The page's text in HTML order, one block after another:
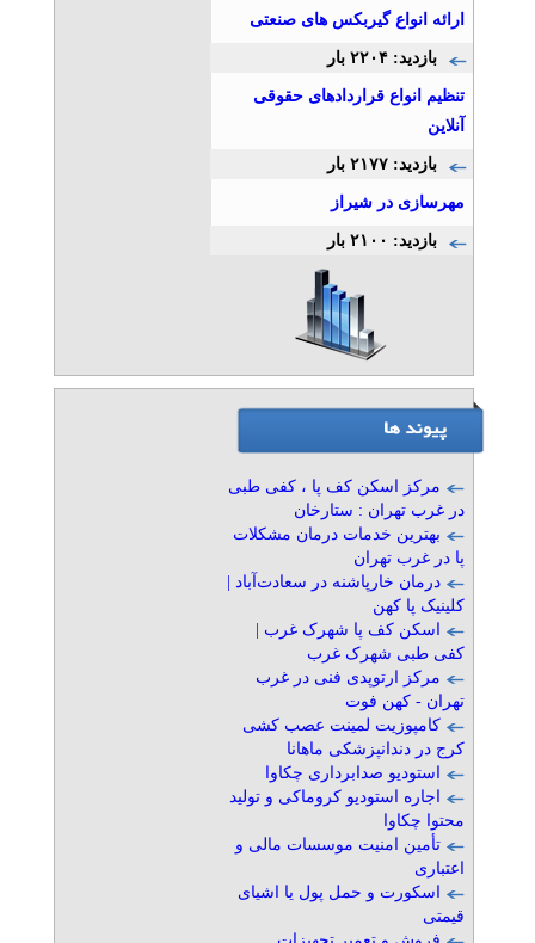
کرج در دندانپزشکی ماهانا
علی عطایی
» آگهی برنزی (توان ۲)
تلفن: ۰۹۲۰۱۰۲۴۸۰۸
» آگهی برنزی (توان ۲)
اجاره استودیو کروماکی و
تولید محتوا چکاوا
محراب چکاوک آوا
» آگهی برنزی (توان ۱)
تأمین امنیت موسسات مالی و
اعتباری
موسسه حفاظتی و مراقبتی
» آگهی برنزی (توان ۱)
اسکورت و حمل پول یا اشیای
قیمتی
موسسه حفاظتی و مراقبتی
تلفن: ۰۲۱۸۹۳۱۰-۰۹۱۲۱۰۸۶۴۹۰
» آگهی برنزی (توان ۱)
کیش فرصت طلایی دی ماه
نسیم کشتگر
تلفن: ۰۹۱۷۶۹۹۸۸۰۷
» آگهی برنزی (توان ۱)
فروش و تعمیر تجهیزات
دندانپزشکی
تلفن: ۰۹۱۹۱۵۳۸۵۵۷
ارائه انواع گیربکس های صنعتی
بازدید: ۲۲۰۴ بار
تنظیم انواع قراردادهای حقوقی
آنلاین
بازدید: ۲۱۷۷ بار
مهرسازی در شیراز
بازدید: ۲۱۰۰ بار
مرکز اسکن کف پا ، کفی طبی
در غرب تهران : ستارخان
بهترین خدمات درمان مشکلات
پا در غرب تهران
درمان خارپاشنه در سعادت‌آباد |
کلینیک پا کهن
اسکن کف پا شهرک غرب |
کفی طبی شهرک غرب
مرکز ارتوپدی فنی در غرب
تهران - کهن فوت
کامپوزیت لمینت عصب کشی
کرج در دندانپزشکی ماهانا
استودیو صدابرداری چکاوا
اجاره استودیو کروماکی و تولید
محتوا چکاوا
تأمین امنیت موسسات مالی و
اعتباری
اسکورت و حمل پول یا اشیای
قیمتی